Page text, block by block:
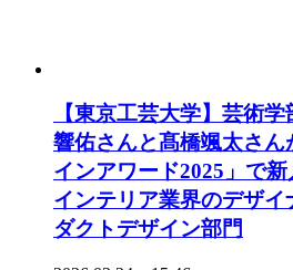
【東京工芸大学】芸術
響佑さんと髙橋颯太さ
インアワード2025」で
インテリア業界のデザイ
ダクトデザイン部門